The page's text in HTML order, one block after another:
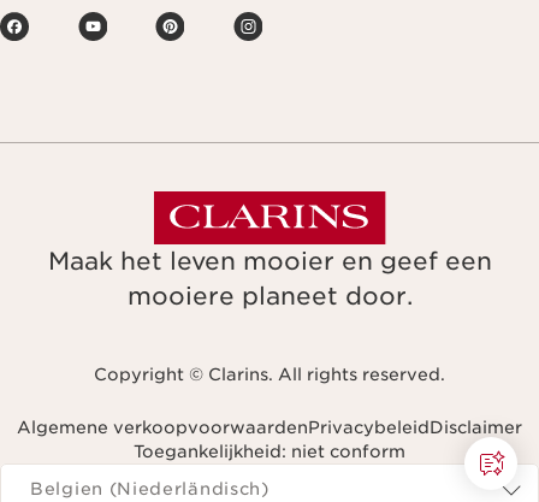
Maak het leven mooier en geef een
mooiere planeet door.
Copyright © Clarins. All rights reserved.
Algemene verkoopvoorwaardenPrivacybeleidDisclaimer
Toegankelijkheid: niet conform
Navigeren naar
Belgien (Niederländisch)